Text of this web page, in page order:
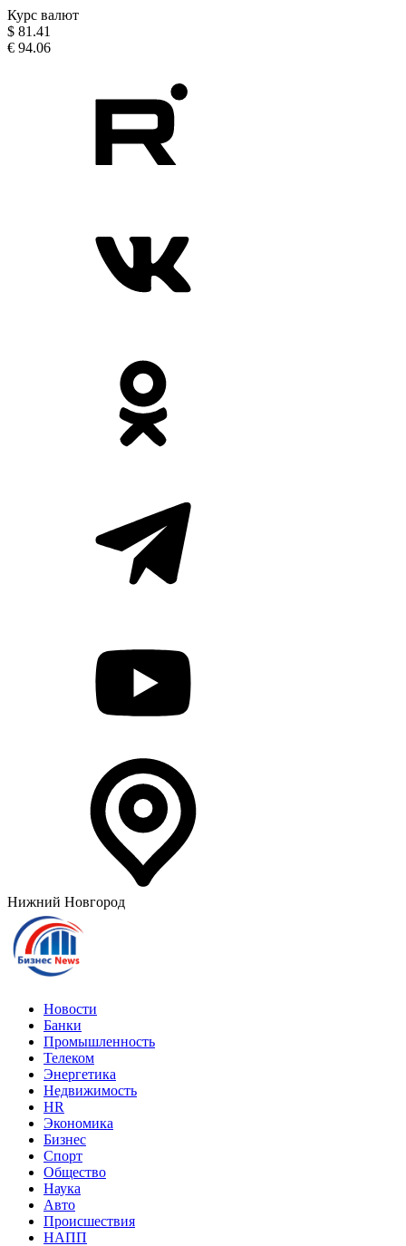
Курс валют
$ 81.41
€ 94.06
Нижний Новгород
Новости
Банки
Промышленность
Телеком
Энергетика
Недвижимость
HR
Экономика
Бизнес
Спорт
Общество
Наука
Авто
Происшествия
НАПП